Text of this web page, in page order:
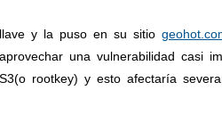
y la puso en su sitio
una vulnerabilidad casi
rootkey) y esto afectaría